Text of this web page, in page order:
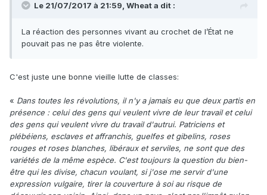
Le 21/07/2017 à 21:59, Wheata dit :
La réaction des personnes vivant au crochet de l’État ne
pouvait pas ne pas être violente.
C'est juste une bonne vieille lutte de classes:
« Dans toutes les révolutions, il n'y a jamais eu que deux partis en
présence : celui des gens qui veulent vivre de leur travail et celui
des gens qui veulent vivre du travail d'autrui. Patriciens et
plébéiens, esclaves et affranchis, guelfes et gibelins, roses
rouges et roses blanches, libéraux et serviles, ne sont que des
variétés de la même espèce. C'est toujours la question du bien-
être qui les divise, chacun voulant, si j'ose me servir d'une
expression vulgaire, tirer la couverture à soi au risque de